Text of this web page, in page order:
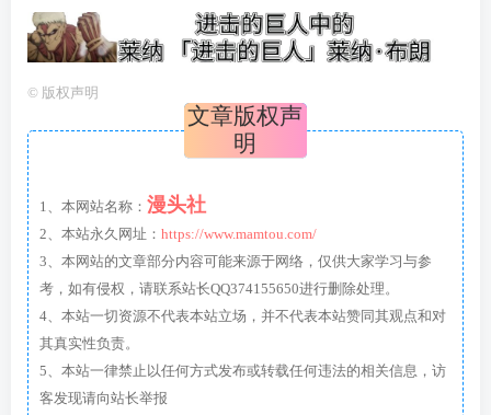
© 版权声明
文章版权声
明
1、本网站名称： 漫头社
2、本站永久网址： https://www.mamtou.com/
3、本网站的文章部分内容可能来源于网络，仅供大家学习与参
考，如有侵权，请联系站长QQ374155650进行删除处理。
4、本站一切资源不代表本站立场，并不代表本站赞同其观点和对
其真实性负责。
5、本站一律禁止以任何方式发布或转载任何违法的相关信息，访
客发现请向站长举报